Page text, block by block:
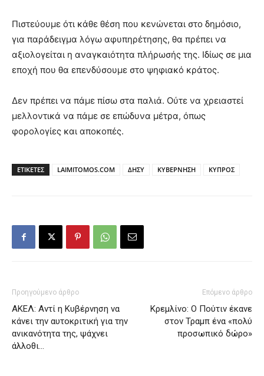
Πιστεύουμε ότι κάθε θέση που κενώνεται στο δημόσιο,
για παράδειγμα λόγω αφυπηρέτησης, θα πρέπει να
αξιολογείται η αναγκαιότητα πλήρωσής της. Ιδίως σε μια
εποχή που θα επενδύσουμε στο ψηφιακό κράτος.
Δεν πρέπει να πάμε πίσω στα παλιά. Ούτε να χρειαστεί
μελλοντικά να πάμε σε επώδυνα μέτρα, όπως
φορολογίες και αποκοπές.
ΕΤΙΚΕΤΕΣ LAIMITOMOS.COM ΔΗΣΥ ΚΥΒΕΡΝΗΣΗ ΚΥΠΡΟΣ
Προηγούμενο άρθρο
ΑΚΕΛ: Αντί η Κυβέρνηση να
κάνει την αυτοκριτική για την
ανικανότητα της, ψάχνει
άλλοθι…
Επόμενο άρθρο
Κρεμλίνο: Ο Πούτιν έκανε
στον Τραμπ ένα «πολύ
προσωπικό δώρο»